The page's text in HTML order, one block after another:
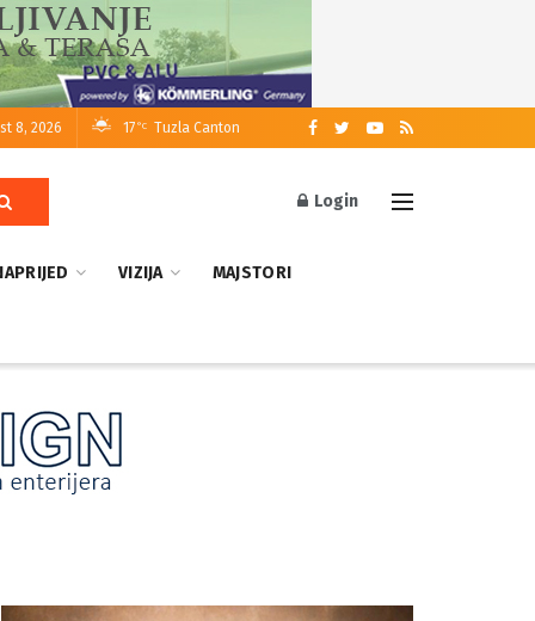
8, 2026 17 °C Tuzla Canton
Login
VIZIJA MAJSTORI